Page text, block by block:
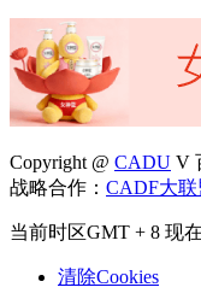
Copyright @ CADU V
战略合作： CADF大联
当前时区GMT + 8 现
清除Cookies